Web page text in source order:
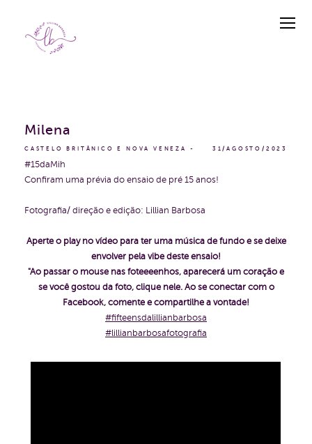
CASTELO BRITÂNICO E NOVA VENEZA 31/AGOSTO/2023
Milena
#15daMih
Confiram uma prévia do ensaio de pré 15 anos!
Fotografia/ direção e edição: Lillian Barbosa
Aperte o play no vídeo para ter uma música de fundo e se deixe
envolver pela vibe deste ensaio!
"Ao passar o mouse nas foteeeenhos, aparecerá um coração e
se você gostou da foto, clique nele. Ao se conectar com o
Facebook, comente e compartilhe a vontade!
#fifteensdalillianbarbosa
#lillianbarbosafotografia